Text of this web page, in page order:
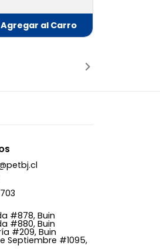
Agregar al Carro
#878, Buin
#880, Buin
#209, Buin
Septiembre #1095,